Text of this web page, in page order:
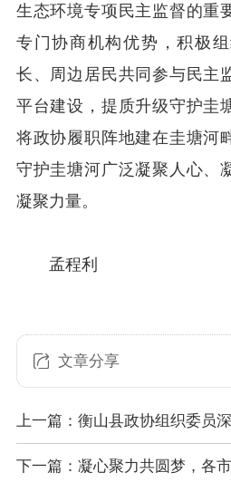
生态环境专项民主监督的重
专门协商机构优势，积极
长、周边居民共同参与民主
平台建设，提质升级守护圭
将政协履职阵地建在圭塘河
守护圭塘河广泛凝聚人心、
凝聚力量。
孟程利
文章分享
上一篇：衡山县政协组织委员
动
下一篇：凝心聚力共圆梦，各